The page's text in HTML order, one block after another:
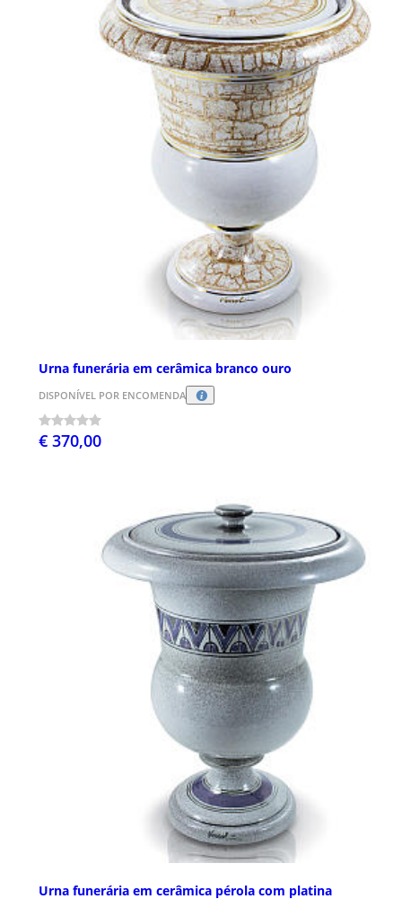
Urna funerária em cerâmica branco ouro
DISPONÍVEL POR ENCOMENDA
€ 370,00
Urna funerária em cerâmica pérola com platina